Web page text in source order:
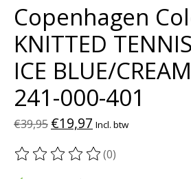
Copenhagen
KNITTED
ICE BLUE/
241-000-401
€39,95 €19,97 Incl. btw
De beoordeling van dit product is
(0)